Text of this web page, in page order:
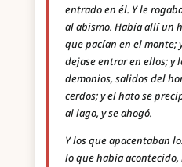
entrado en él. Y le
al abismo. Había allí un
que pacían en el monte;
dejase entrar en ellos; y
demonios, salidos del
cerdos; y el hato se
al lago, y se ahogó.
Y los que apacentaban
lo que había